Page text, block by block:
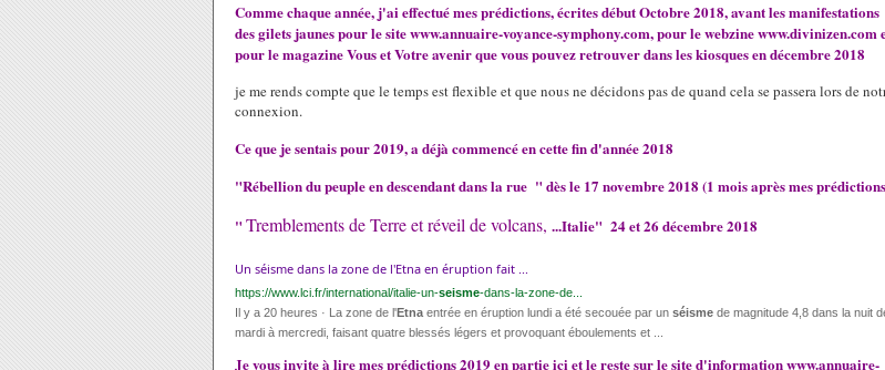
Comme chaque année, j'ai effectué mes prédictions, écrites début Octobre 2018, avant les manifestations
des gilets jaunes pour le site www.annuaire-voyance-symphony.com, pour le webzine www.divinizen.com
pour le magazine Vous et Votre avenir que vous pouvez retrouver dans les kiosques en décembre 2018
je me rends compte que le temps est flexible et que nous ne décidons pas de quand cela se passera lors de
connexion.
Ce que je sentais pour 2019, a déjà commencé en cette fin d'année 2018
"Rébellion du peuple en descendant dans la rue " dès le 17 novembre 2018 (1 mois après mes
" Tremblements de Terre et réveil de volcans, ...Italie" 24 et 26 décembre 2018
Un séisme dans la zone de l'Etna en éruption fait ...
https://www.lci.fr/international/italie-un-seisme-dans-la-zone-de...
Il y a 20 heures · La zone de l'Etna entrée en éruption lundi a été secouée par un séisme de magnitude 4,8 dans la nuit
mardi à mercredi, faisant quatre blessés légers et provoquant éboulements et ...
Je vous invite à lire mes prédictions 2019 en partie ici et le reste sur le site d'information www.annuaire-